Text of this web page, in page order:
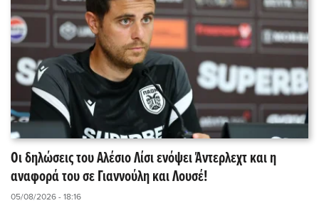
Οι δηλώσεις του Αλέσιο Λίσι ενόψει Άντερλεχτ και η
αναφορά του σε Γιαννούλη και Λουσέ!
05/08/2026 - 18:16